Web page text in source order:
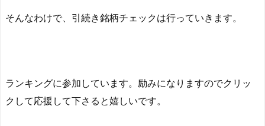
そんなわけで、引続き銘柄チェックは行っていきます。
ランキングに参加しています。励みになりますのでクリッ
クして応援して下さると嬉しいです。